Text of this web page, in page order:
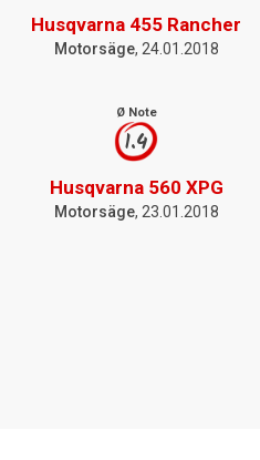
Husqvarna 455 Rancher
Motorsäge, 24.01.2018
Ø Note
1.4
Husqvarna 560 XPG
Motorsäge, 23.01.2018